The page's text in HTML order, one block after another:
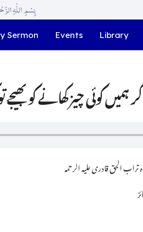
بِسْمِ اللّٰہِ
Sermon Events Library
ہمیں کوئی چیز کھانے کو
الحق قادری علیہ الرحمہ